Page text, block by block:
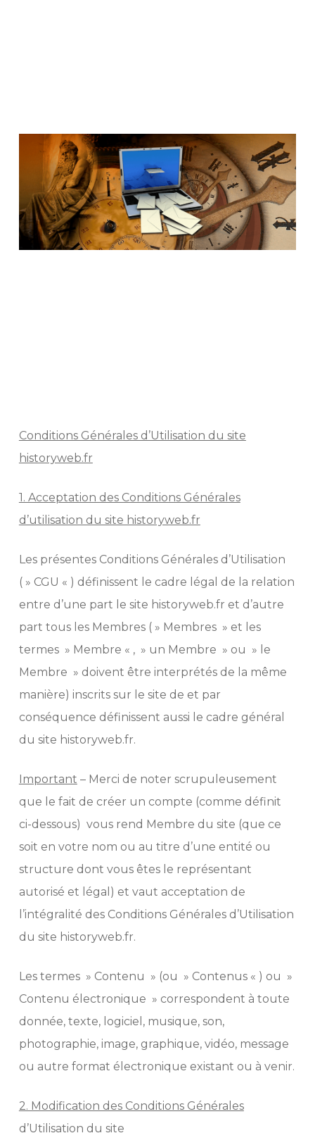
Conditions Générales d’Utilisation du site
historyweb.fr
1. Acceptation des Conditions Générales
d’utilisation du site historyweb.fr
Les présentes Conditions Générales d’Utilisation
( » CGU « ) définissent le cadre légal de la relation
entre d’une part le site historyweb.fr et d’autre
part tous les Membres ( » Membres » et les
termes » Membre « , » un Membre » ou » le
Membre » doivent être interprétés de la même
manière) inscrits sur le site de et par
conséquence définissent aussi le cadre général
du site historyweb.fr.
Important – Merci de noter scrupuleusement
que le fait de créer un compte (comme définit
ci-dessous) vous rend Membre du site (que ce
soit en votre nom ou au titre d’une entité ou
structure dont vous êtes le représentant
autorisé et légal) et vaut acceptation de
l’intégralité des Conditions Générales d’Utilisation
du site historyweb.fr.
Les termes » Contenu » (ou » Contenus « ) ou »
Contenu électronique » correspondent à toute
donnée, texte, logiciel, musique, son,
photographie, image, graphique, vidéo, message
ou autre format électronique existant ou à venir.
2. Modification des Conditions Générales
d’Utilisation du site